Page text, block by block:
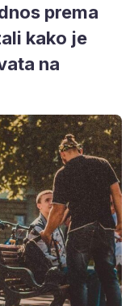
prema
kako je
na